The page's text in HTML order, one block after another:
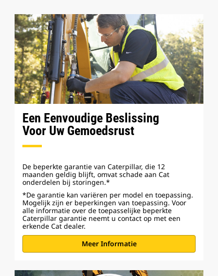
Een Eenvoudige Beslissing
Voor Uw Gemoedsrust
De beperkte garantie van Caterpillar, die 12
maanden geldig blijft, omvat schade aan Cat
onderdelen bij storingen.*
*De garantie kan variëren per model en toepassing.
Mogelijk zijn er beperkingen van toepassing. Voor
alle informatie over de toepasselijke beperkte
Caterpillar garantie neemt u contact op met een
erkende Cat dealer.
Meer Informatie